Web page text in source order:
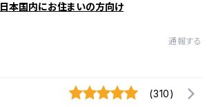
日本国内にお住まいの方向け
通報する
(310)